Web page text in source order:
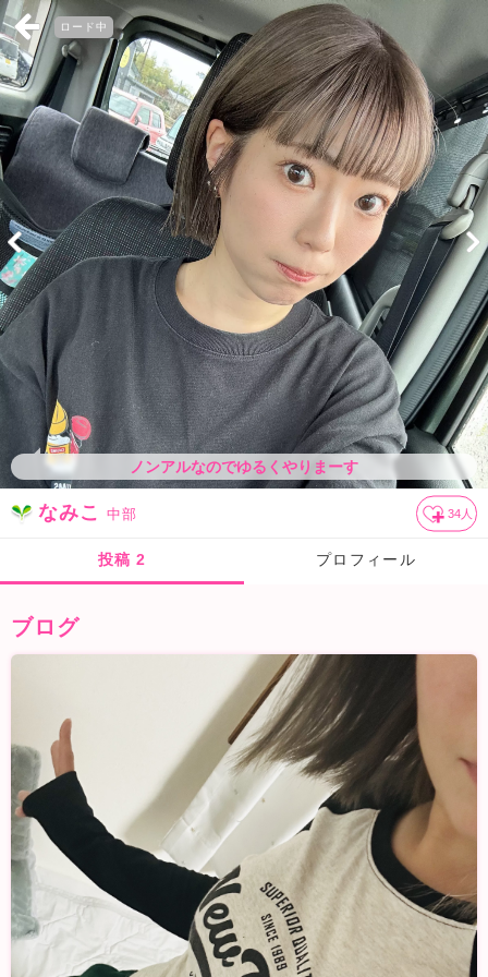
ロード中
ノンアルなのでゆるくやりまーす
なみこ 中部 34 人
投稿 2 プロフィール
ブログ